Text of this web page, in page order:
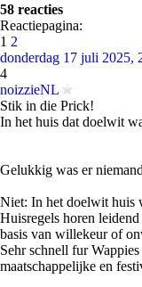
58 reacties
Reactiepagina:
1 2
donderdag 17 juli 2025,
4
noizzieNL
Stik in die Prick!
In het huis dat doelwit
Gelukkig was er
Niet: In het doelwit huis
Huisregels horen
basis van willekeur of
Sehr schnell fur
maatschappelijke en